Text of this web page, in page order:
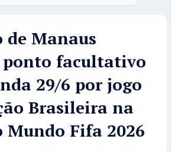
de Manaus
ponto facultativo
29/6 por jogo
Brasileira na
Mundo Fifa 2026